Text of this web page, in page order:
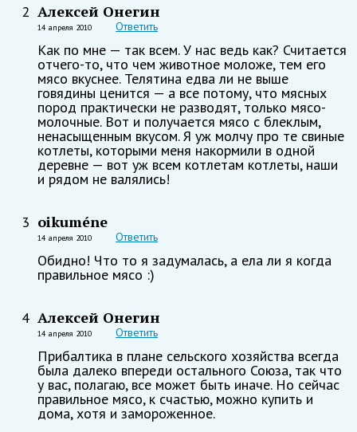
2 Алексей Онегин
14 апреля 2010 Ответить
Как по мне — так всем. У нас ведь как? Считается
отчего-то, что чем животное моложе, тем его
мясо вкуснее. Телятина едва ли не выше
говядины ценится — а все потому, что мясных
пород практически не разводят, только мясо-
молочные. Вот и получается мясо с блеклым,
ненасыщенным вкусом. Я уж молчу про те свиные
котлеты, которыми меня накормили в одной
деревне — вот уж всем котлетам котлеты, наши
и рядом не валялись!
3 oikuméne
14 апреля 2010 Ответить
Обидно! Что то я задумалась, а ела ли я когда
правильное мясо :)
4 Алексей Онегин
14 апреля 2010 Ответить
Прибалтика в плане сельского хозяйства всегда
была далеко впереди остального Союза, так что
у вас, полагаю, все может быть иначе. Но сейчас
правильное мясо, к счастью, можно купить и
дома, хотя и замороженное.